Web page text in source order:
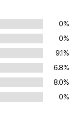
소설이 아니라, 우리
이야기를 쓰고 싶
실감 있게 미래를
하는 대통령 재럿의
미국 선거 캠페인에
을 초월한 버틀러의
은 사람의 우화》는
문제의식을 유려하
작품”이라는 극찬
0%
0%
9.1%
6.8%
8.0%
0%